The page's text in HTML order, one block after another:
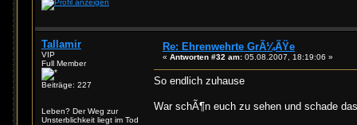
Tallamir
VIP
Full Member
Beiträge: 227
Leben? Der Weg zur
Unsterblichkeit liegt im Tod
Re: Ehrenwehrte GrÃ¼ÃŸe
« Antworten #32 am: 05.08.2007, 18:19:06 »
So endlich zuhause
War schÃ¶n euch zu sehen und schade